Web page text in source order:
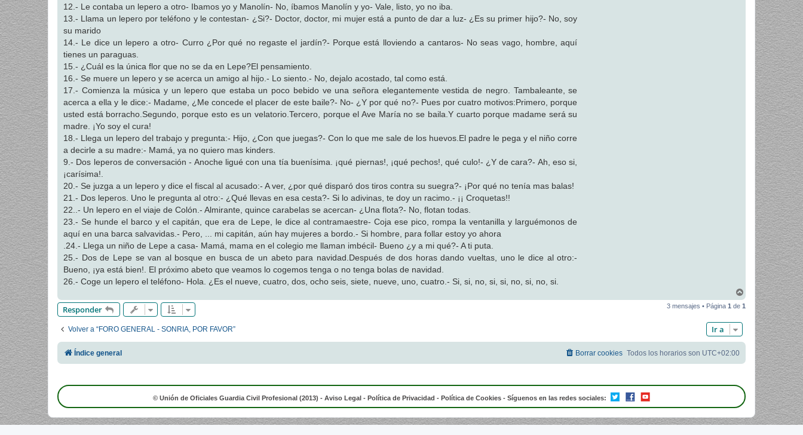
12.- Le contaba un lepero a otro- Ibamos yo y Manolín- No, íbamos Manolín y yo- Vale, listo, yo no iba.
13.- Llama un lepero por teléfono y le contestan- ¿Si?- Doctor, doctor, mi mujer está a punto de dar a luz- ¿Es su primer hijo?- No, soy
su marido
14.- Le dice un lepero a otro- Curro ¿Por qué no regaste el jardín?- Porque está lloviendo a cantaros- No seas vago, hombre, aquí
tienes un paraguas.
15.- ¿Cuál es la única flor que no se da en Lepe?El pensamiento.
16.- Se muere un lepero y se acerca un amigo al hijo.- Lo siento.- No, dejalo acostado, tal como está.
17.- Comienza la música y un lepero que estaba un poco bebido ve una señora elegantemente vestida de negro. Tambaleante, se
acerca a ella y le dice:- Madame, ¿Me concede el placer de este baile?- No- ¿Y por qué no?- Pues por cuatro motivos:Primero, porque
usted está borracho.Segundo, porque esto es un velatorio.Tercero, porque el Ave María no se baila.Y cuarto porque madame será su
madre. ¡Yo soy el cura!
18.- Llega un lepero del trabajo y pregunta:- Hijo, ¿Con que juegas?- Con lo que me sale de los huevos.El padre le pega y el niño corre
a decirle a su madre:- Mamá, ya no quiero mas kinders.
9.- Dos leperos de conversación - Anoche ligué con una tía buenísima. ¡qué piernas!, ¡qué pechos!, qué culo!- ¿Y de cara?- Ah, eso si,
¡carísima!.
20.- Se juzga a un lepero y dice el fiscal al acusado:- A ver, ¿por qué disparó dos tiros contra su suegra?- ¡Por qué no tenía mas balas!
21.- Dos leperos. Uno le pregunta al otro:- ¿Qué llevas en esa cesta?- Si lo adivinas, te doy un racimo.- ¡¡ Croquetas!!
22..- Un lepero en el viaje de Colón.- Almirante, quince carabelas se acercan- ¿Una flota?- No, flotan todas.
23.- Se hunde el barco y el capitán, que era de Lepe, le dice al contramaestre- Coja ese pico, rompa la ventanilla y larguémonos de
aquí en una barca salvavidas.- Pero, ... mi capitán, aún hay mujeres a bordo.- Si hombre, para follar estoy yo ahora
.24.- Llega un niño de Lepe a casa- Mamá, mama en el colegio me llaman imbécil- Bueno ¿y a mi qué?- A ti puta.
25.- Dos de Lepe se van al bosque en busca de un abeto para navidad.Después de dos horas dando vueltas, uno le dice al otro:-
Bueno, ¡ya está bien!. El próximo abeto que veamos lo cogemos tenga o no tenga bolas de navidad.
26.- Coge un lepero el teléfono- Hola. ¿Es el nueve, cuatro, dos, ocho seis, siete, nueve, uno, cuatro.- Si, si, no, si, si, no, si, no, si.
r
r
Responder 3 mensajes • Página 1 de 1
Volver a “FORO GENERAL - SONRIA, POR FAVOR” Ir a
Índice general Todos los horarios son UTC+02:00
Borrar cookies
© Unión de Oficiales Guardia Civil Profesional (2013) - Aviso Legal - Política de Privacidad - Política de Cookies - Síguenos en las redes sociales: